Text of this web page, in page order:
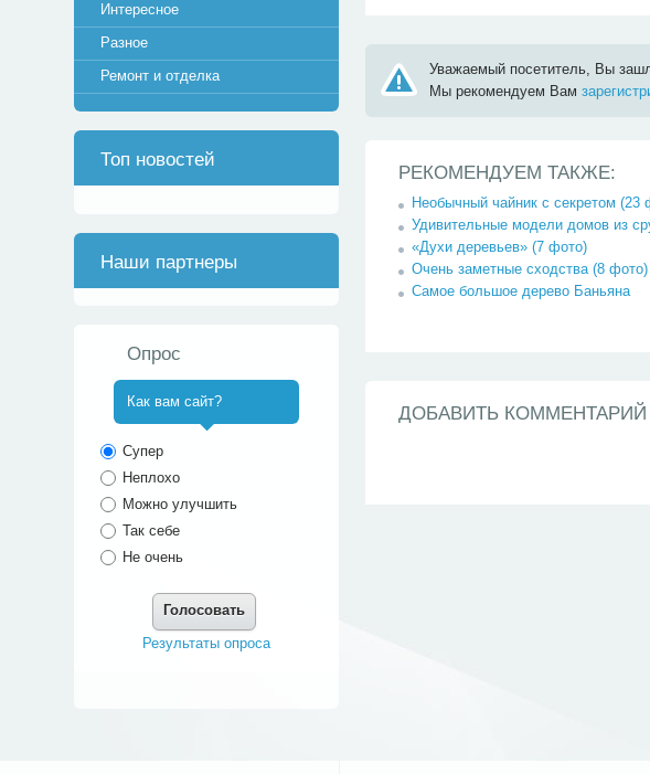
Уважаемый посетитель, Вы
Мы рекомендуем Вам
РЕКОМЕНДУЕМ ТАКЖЕ:
Необычный чайник с секретом (23
Удивительные модели домов из
«Духи деревьев» (7 фото)
Очень заметные сходства (8 фото)
Самое большое дерево Баньяна
ДОБАВИТЬ КОММЕНТАРИЙ
Интересное
Разное
Ремонт и отделка
Топ новостей
Наши партнеры
Опрос
Как вам сайт?
Супер
Неплохо
Можно улучшить
Так себе
Не очень
Голосовать
Результаты опроса